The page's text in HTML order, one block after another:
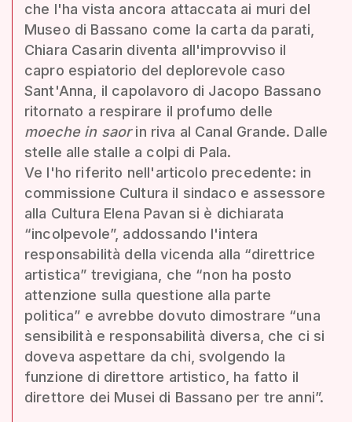
che l'ha vista ancora attaccata ai muri del
Museo di Bassano come la carta da parati,
Chiara Casarin diventa all'improvviso il
capro espiatorio del deplorevole caso
Sant'Anna, il capolavoro di Jacopo Bassano
ritornato a respirare il profumo delle
moeche in saorin riva al Canal Grande. Dalle
stelle alle stalle a colpi di Pala.
Ve l'ho riferito nell'articolo precedente: in
commissione Cultura il sindaco e assessore
alla Cultura Elena Pavan si è dichiarata
“incolpevole”, addossando l'intera
responsabilità della vicenda alla “direttrice
artistica” trevigiana, che “non ha posto
attenzione sulla questione alla parte
politica” e avrebbe dovuto dimostrare “una
sensibilità e responsabilità diversa, che ci si
doveva aspettare da chi, svolgendo la
funzione di direttore artistico, ha fatto il
direttore dei Musei di Bassano per tre anni”.